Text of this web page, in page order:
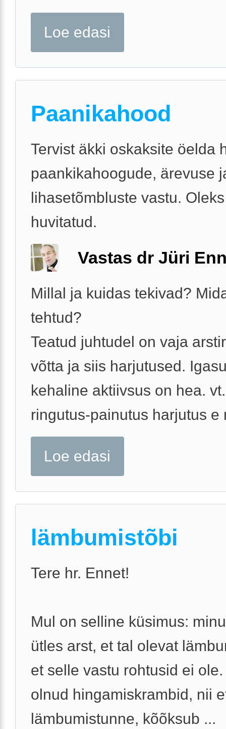
Loe edasi
Paanikahood
Tervist äkki oskaksite öelda
paankikahoogude, ärevuse
lihasetõmbluste vastu.
huvitatud.
Vastas dr Jüri
Millal ja kuidas tekivad?
tehtud?
Teatud juhtudel on vaja
võtta ja siis harjutused.
kehaline aktiivsus on hea.
ringutus-painutus harjutus e
Loe edasi
lämbumistõbi
Tere hr. Ennet!
Mul on selline küsimus:
ütles arst, et tal olevat
et selle vastu rohtusid ei ole.
olnud hingamiskrambid, nii
lämbumistunne, kõõksub ...